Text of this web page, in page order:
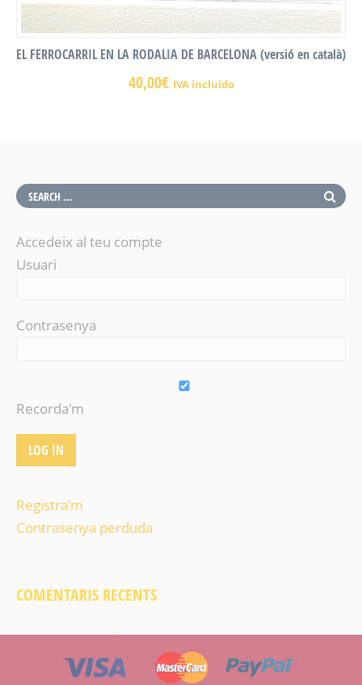
EL FERROCARRIL EN LA RODALIA DE BARCELONA (versió en català)
40,00€ IVA incluido
Accedeix al teu compte
Usuari
Contrasenya
Recorda'm
Registra'm
Contrasenya perduda
COMENTARIS RECENTS